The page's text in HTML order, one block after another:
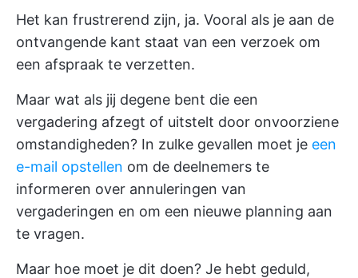
Het kan frustrerend zijn, ja. Vooral als je aan de
ontvangende kant staat van een verzoek om
een afspraak te verzetten.
Maar wat als jij degene bent die een
vergadering afzegt of uitstelt door onvoorziene
omstandigheden? In zulke gevallen moet je een
e-mail opstellen om de deelnemers te
informeren over annuleringen van
vergaderingen en om een nieuwe planning aan
te vragen.
Maar hoe moet je dit doen? Je hebt geduld,